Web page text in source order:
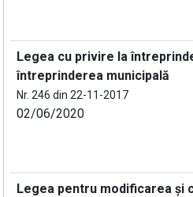
Legea cu privire la
întreprinderea municipală
Nr. 246 din 22-11-2017
02/06/2020
Legea pentru modificarea și